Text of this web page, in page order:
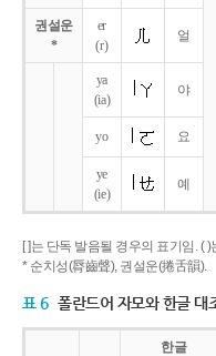
권설운
*
er
(r)
얼
ya
(ia)
야
yo 요
ye
(ie)
예
[ ]는 단독 발음될 경우의 표기임. (
* 순치성(脣齒聲), 권설운(捲舌韻).
표 6 폴란드어 자모와 한글 대
한글